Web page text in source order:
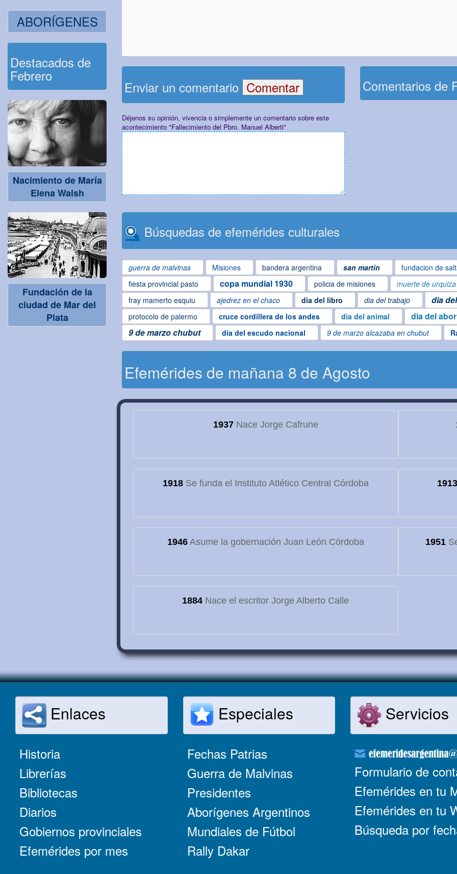
ABORÍGENES
Destacados de
Febrero
Nacimiento de María
Elena Walsh
Fundación de la
ciudad de Mar del
Plata
Enviar un comentario
Déjenos su opinión, vivencia o simplemente un comentario sobre este
acontecimiento "Fallecimiento del Pbro. Manuel Alberti"
Comentarios de
Búsquedas de efemérides culturales
guerra de malvinas Misiones bandera argentina san martin fundacion de
fiesta provincial pasto
copa mundial 1930 policia de misiones muerte de urquiza
fray mamerto esquiu
ajedrez en el chaco dia del libro dia del trabajo dia
protocolo de palermo
cruce cordillera de los andes dia del animal dia del
9 de marzo chubut día del escudo nacional 9 de marzo alcazaba en chubut
Efemérides de mañana 8 de Agosto
1937Nace Jorge Cafrune
1918Se funda el Instituto Atlético Central Córdoba 1913
1946Asume la gobernación Juan León Córdoba 1951
1884 Nace el escritor Jorge Alberto Calle
Enlaces
Historia
Librerías
Bibliotecas
Diarios
Gobiernos provinciales
Efemérides por mes
Especiales
Fechas Patrias
Guerra de Malvinas
Presidentes
Aborígenes Argentinos
Mundiales de Fútbol
Rally Dakar
Servicios
Formulario de
Efemérides en tu
Efemérides en tu
Búsqueda por